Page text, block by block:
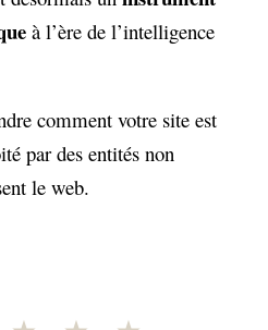
à l’ère de l’intelligence
comment votre site est
par des entités non
le web.